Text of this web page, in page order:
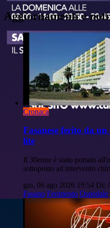
Aggiornamenti e
Cronaca
Fasanese ferito da
lite
Il 30enne è stato portato
sottoposto ad intervento
gio, 06 ago 2026 19:54 Di:
Fasano Ferimento Ospedale